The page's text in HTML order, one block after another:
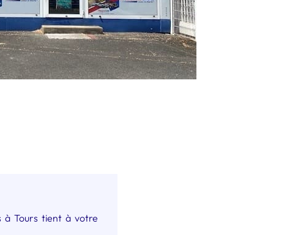
à Tours tient à votre